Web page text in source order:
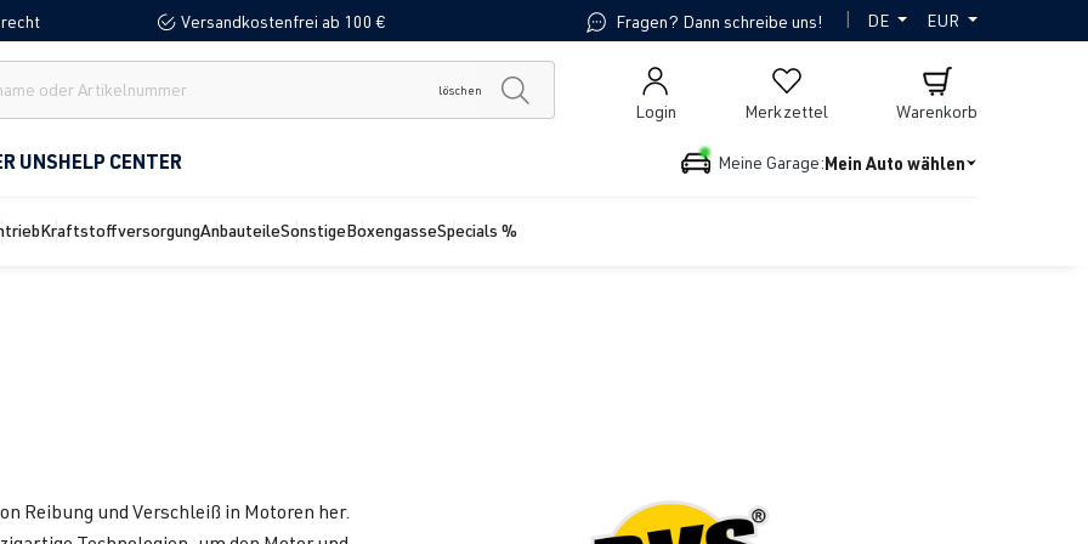
Versandkostenfrei ab 100 € Fragen? Dann schreibe uns! | DE EUR
löschen
Merkzettel
Login Warenkorb
UNSHELP CENTER Meine Garage:Mein Auto wählen
KraftstoffversorgungAnbauteileSonstigeBoxengasseSpecials %
Reibung und Verschleiß in Motoren her.